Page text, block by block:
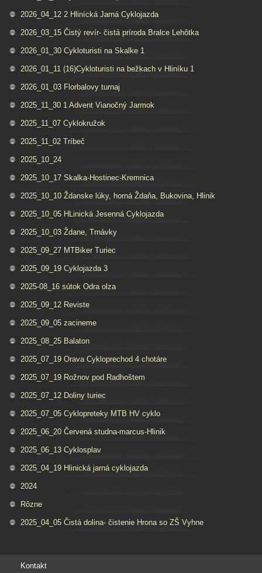
2026_04_12 2 Hlinícká Jarná Cyklojazda
2026_03_15 Čistý revír- čistá príroda Bralce Lehôtka
2026_01_30 Cykloturisti na Skalke 1
2026_01_11 (16)Cykloturisti na bežkach v Hliníku 1
2026_01_03 Florbalovy turnaj
2025_11_30 1 Advent Vianočný Jarmok
2025_11_07 Cyklokružok
2025_11_02 Tríbeč
2025_10_24
2925_10_17 Skalka-Hostinec-Kremnica
2025_10_10 Ždanske lúky, horná Ždaňa, Bukovina, Hlinik
2025_10_05 HLinická Jesenná Cyklojazda
2025_10_03 Ždane, Trnávky
2025_09_27 MTBiker Turiec
2025_09_19 Cyklojazda 3
2025-08_16 sútok Odra olza
2025_09_12 Reviste
2025_09_05 zacineme
2025_08_25 Balaton
2025_07_19 Orava Cykloprechod 4 chotáre
2025_07_19 Rožnov pod Radhoštem
2025_07_12 Doliny turiec
2025_07_05 Cyklopreteky MTB HV cyklo
2025_06_20 Červená studna-marcus-Hlinik
2025_06_13 Cyklosplav
2025_04_19 Hlinická jarná cyklojazda
2024
Rôzne
2025_04_05 Čistá dolina- čistenie Hrona so ZŠ Vyhne
Kontakt